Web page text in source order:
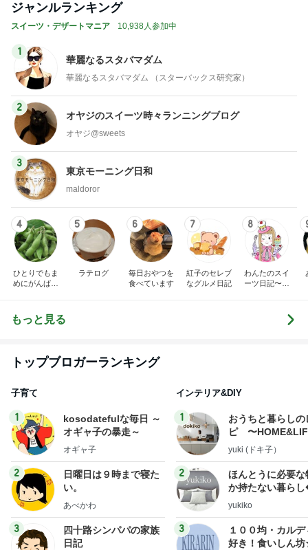
ジャンルランキング
スイーツ・デザートマニア 10,938人参加中
1
華麗なるスタバマダム
華麗なるスタバマダム （スターバックス研究家）
2
オヤジのスイーツ時々ランニングブログ
オヤジ@sweets
3
東京モーニング日和
maldoror
4
ひとりでもま
めにがんばる
5
ラテログ
6
毎日おやつを
食べています
7
紅子のセレブ
なグルメ日記
8
わんたのスイ
ーツ日記〜小
もっと見る
トップブロガーランキング
子育て
1
kosodatefulな毎日 ～
オギャ子の暴走～
オギャ子
2
日曜日は９時まで寝た
い。
あべかわ
3
四十路シンパパの家族
日記
インテリア&DIY
1
おうちと暮らしの
ピ 〜
yuki (ドキ子）
2
ほんとうに必要な
か持たない暮ら
ep Life Simple◆
yukiko
3
１００均・カルデ
好き！食いしん